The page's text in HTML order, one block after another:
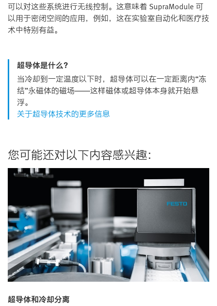
可以对这些系统进行无线控制。这意味着 SupraModule 可
以用于密闭空间的应用，例如，这在实验室自动化和医疗技
术中特别有益。
超导体是什么？
当冷却到一定温度以下时，超导体可以在一定距离内“冻
结”永磁体的磁场——这样磁体或超导体本身就开始悬
浮。
关于超导体技术的更多信息
您可能还对以下内容感兴趣：
超导体和冷却分离